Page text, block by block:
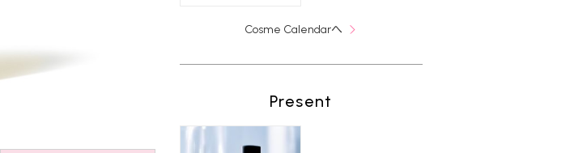
Cosme Calendarへ
Present